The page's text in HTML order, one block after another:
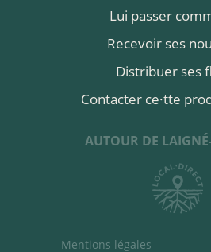
Lui passer
Recevoir ses
Distribuer ses
Contacter ce·tte
AUTOUR DE
Mentions légales